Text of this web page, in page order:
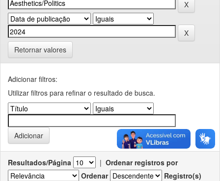
Retornar valores
Adicionar filtros:
Utilizar filtros para refinar o resultado de busca.
Resultados/Página | Ordenar registros por
Ordenar
Registro(s)